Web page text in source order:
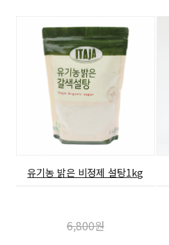
유기농 밝은 비정제 설탕1kg
6,800원